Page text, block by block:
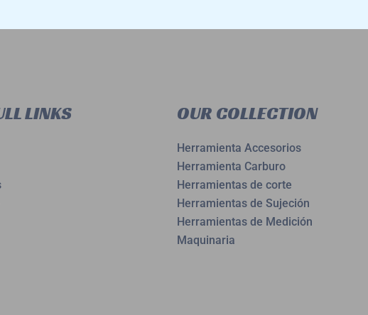
LINKS OUR COLLECTION
Herramienta Accesorios
Herramienta Carburo
Herramientas de corte
Herramientas de Sujeción
Herramientas de Medición
Maquinaria